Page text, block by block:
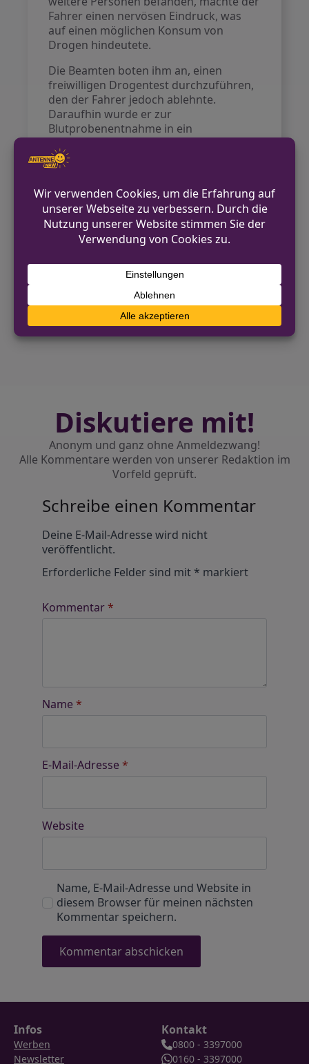
Fahrer einen nervösen Eindruck, was
auf einen möglichen Konsum von
Drogen hindeutete.
Die Beamten boten ihm an, einen
freiwilligen Drogentest durchzuführen,
den der Fahrer jedoch ablehnte.
Daraufhin wurde er zur
Blutprobenentnahme in ein
die Weiterfahrt untersagt wurde. Der
Vorfall hat nun ein
Ordnungswidrigkeitenverfahren zur
Folge.
Verkehrsunfallflucht auf dem Rurufer-
Radweg – Polizei sucht Hundehalter
NÄCHSTER BEITRAG
Geldbörse aus Pkw in Heinsberg-Kempen
entwendet
Diskutiere mit!
Anonym und ganz ohne Anmeldezwang!
Alle Kommentare werden von unserer Redaktion im
Vorfeld geprüft.
Schreibe einen Kommentar
Deine E-Mail-Adresse wird nicht
veröffentlicht.
Erforderliche Felder sind mit* markiert
Kommentar*
Name *
E-Mail-Adresse *
Website
Name, E-Mail-Adresse und Website in
diesem Browser für meinen nächsten
Kommentar speichern.
Infos
Werben
Newsletter
Kontakt
0800 - 3397000
0160 - 3397000